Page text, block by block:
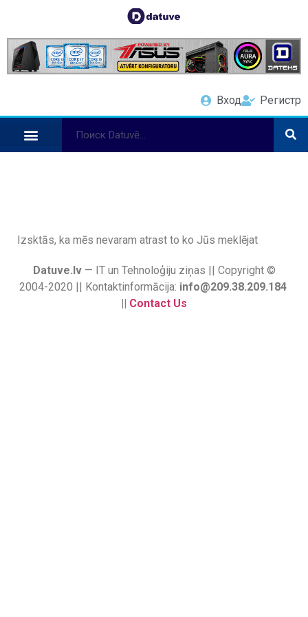
Вход Регистр
Izsktās, ka mēs nevaram atrast to ko Jūs meklējat
Datuve.lv— IT un Tehnoloģiju ziņas || Copyright ©
2004-2020 || Kontaktinformācija: info@209.38.209.184
|| Contact Us